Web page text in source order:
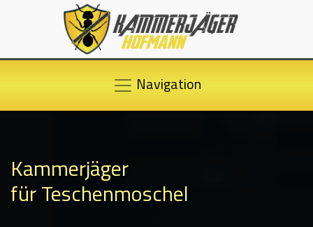
Navigation
Kammerjäger
für Teschenmoschel